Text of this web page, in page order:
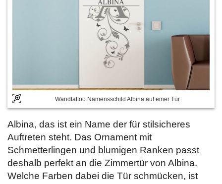
Wandtattoo Namensschild Albina auf einer Tür
Albina, das ist ein Name der für stilsicheres
Auftreten steht. Das Ornament mit
Schmetterlingen und blumigen Ranken passt
deshalb perfekt an die Zimmertür von Albina.
Welche Farben dabei die Tür schmücken, ist